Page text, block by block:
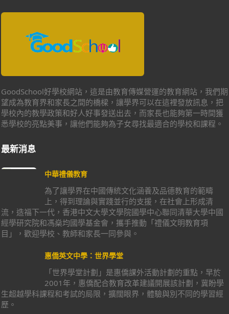
GoodSchool好學校網站，這是由教育傳媒營運的教育網站，我們期
望成為教育界和家長之間的橋樑，讓學界可以在這裡發放訊息，把
學校內的教學政策和好人好事發送出去，而家長也能夠第一時間獲
悉學校的亮點美事，讓他們能夠為子女尋找最適合的學校和課程。
最新消息
中華禮儀教育
為了讓學界在中國傳統文化涵養及品德教育的範疇
上，得到理論與實踐並行的支援，在社會上形成清
流，造福下一代，香港中文大學文學院國學中心聯同清華大學中國
經學研究院和馮燊均國學基金會，攜手推動「禮儀文明教育項
目」，歡迎學校、教師和家長一同參與。
惠僑英文中學：世界學堂
「世界學堂計劃」是惠僑課外活動計劃的重點，早於
2001年，惠僑配合教育改革建議開展該計劃，冀盼學
生超越學科課程和考試的局限，擴闊眼界，體驗與別不同的學習經
歷。